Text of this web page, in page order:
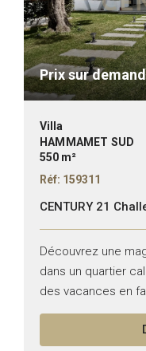
Prix sur
Villa
HAMMAMET SUD
550 m²
Réf: 159311
CENTURY 21
Découvrez une
dans un quartier
des vacances en
Trois chambres